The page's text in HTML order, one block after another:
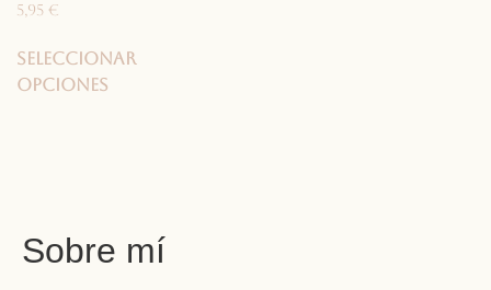
5,95 €
Seleccionar
opciones
Sobre mí